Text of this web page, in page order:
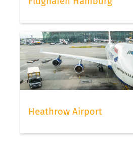
Heathrow Airport